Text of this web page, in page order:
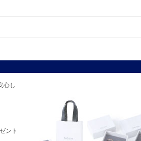
心し
ント